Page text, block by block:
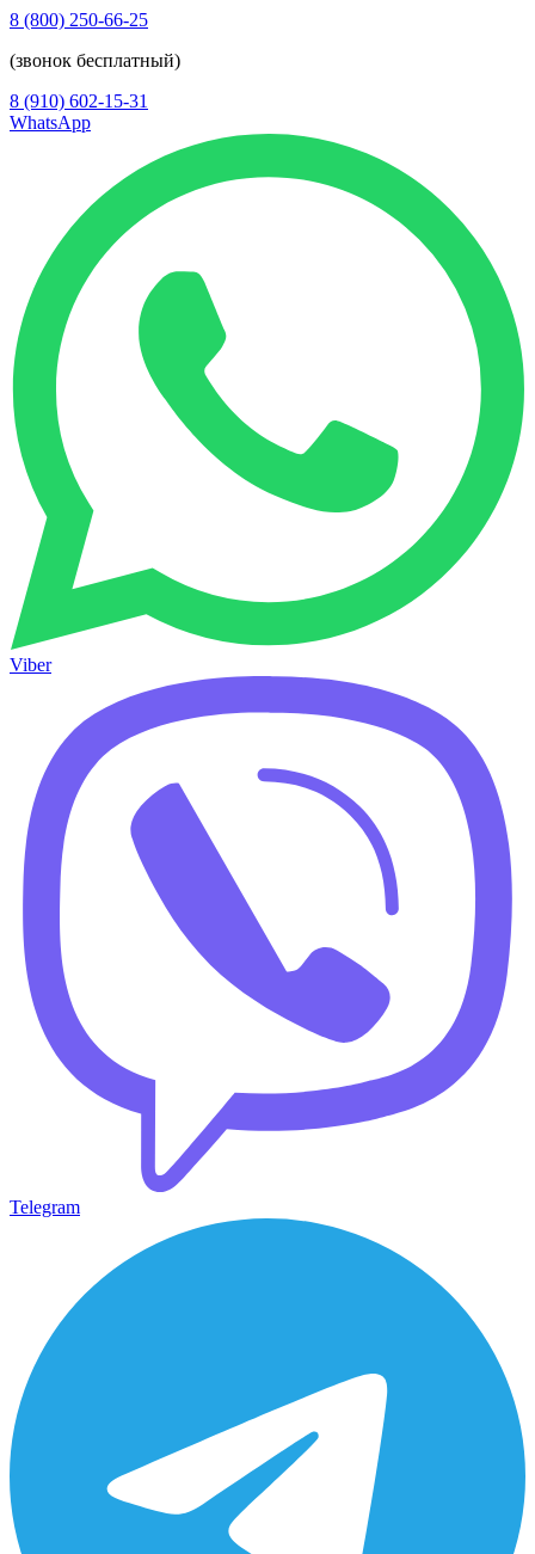
8 (800) 250-66-25
(звонок бесплатный)
8 (910) 602-15-31
WhatsApp
Viber
Telegram